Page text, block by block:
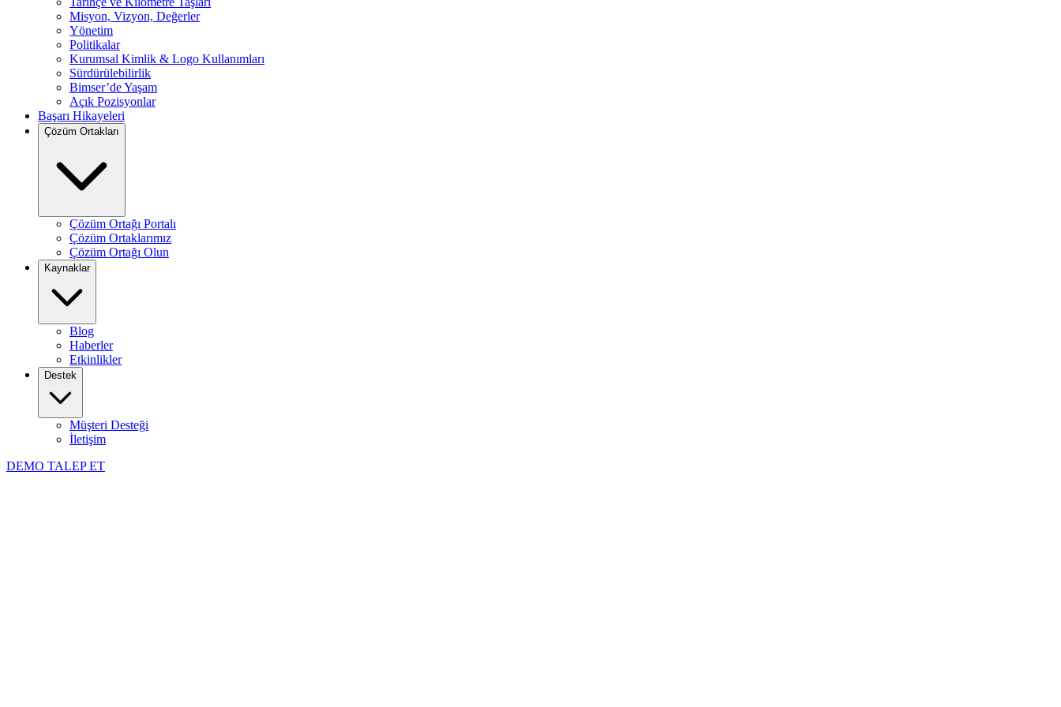
Misyon, Vizyon, Değerler
Yönetim
Politikalar
Kurumsal Kimlik & Logo Kullanımları
Sürdürülebilirlik
Bimser’de Yaşam
Açık Pozisyonlar
Başarı Hikayeleri
Çözüm Ortakları
Çözüm Ortağı Portalı
Çözüm Ortaklarımız
Çözüm Ortağı Olun
Kaynaklar
Blog
Haberler
Etkinlikler
Destek
Müşteri Desteği
İletişim
DEMO TALEP ET